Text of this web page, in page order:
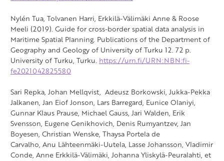
Nylén Tua, Tolvanen Harri, Erkkilä-Välimäki Anne & Roose
Meeli (2019). Guide for cross-border spatial data analysis in
Maritime Spatial Planning. Publications of the Department of
Geography and Geology of University of Turku 12. 72 p.
University of Turku, Turku. https://urn.fi/URN:NBN:fi-
fe2021042825580
Sari Repka, Johan Mellqvist, Adeusz Borkowski, Jukka-Pekka
Jalkanen, Jan Eiof Jonson, Lars Barregard, Eunice Olaniyi,
Gunnar Klaus Prause, Michael Gauss, Jari Walden, Erik
Svensson, Eugene Genikhovich, Denis Rumyantzev, Jan
Boyesen, Christian Wenske, Thaysa Portela de
Carvalho, Anu Lähteenmäki-Uutela, Lasse Johansson, Vladimir
Conde, Anne Erkkilä-Välimäki, Johanna Yliskylä-Peuralahti, et